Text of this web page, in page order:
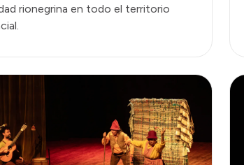
rionegrina en todo el territorio